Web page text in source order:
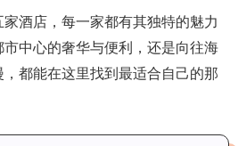
酒店，每一家都有其独特的魅力
中心的奢华与便利，还是向往海
都能在这里找到最适合自己的那